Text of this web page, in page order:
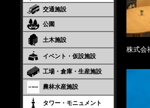
交通施設
公園
土木施設
イベント・仮設施設
工場・倉庫・生産施設
農林水産施設
タワー・モニュメント
株式会